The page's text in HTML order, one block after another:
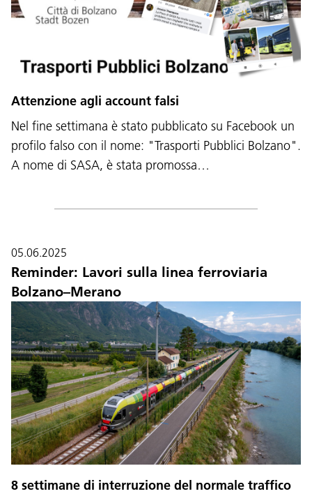
Attenzione agli account falsi
Nel fine settimana è stato pubblicato su Facebook un
profilo falso con il nome: "Trasporti Pubblici Bolzano".
A nome di SASA, è stata promossa…
05.06.2025
Reminder: Lavori sulla linea ferroviaria
Bolzano–Merano
8 settimane di interruzione del normale traffico